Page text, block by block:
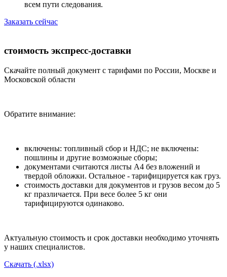
всем пути следования.
Заказать сейчас
стоимость экспресс-доставки
Скачайте полный документ с тарифами по России, Москве и
Московской области
Обратите внимание:
включены: топливный сбор и НДС; не включены:
пошлины и другие возможные сборы;
документами считаются листы А4 без вложений и
твердой обложки. Остальное - тарифицируется как груз.
стоимость доставки для документов и грузов весом до 5
кг празличается. При весе более 5 кг они
тарифицируются одинаково.
Актуальную стоимость и срок доставки необходимо уточнять
у наших специалистов.
Скачать (.xlsx)